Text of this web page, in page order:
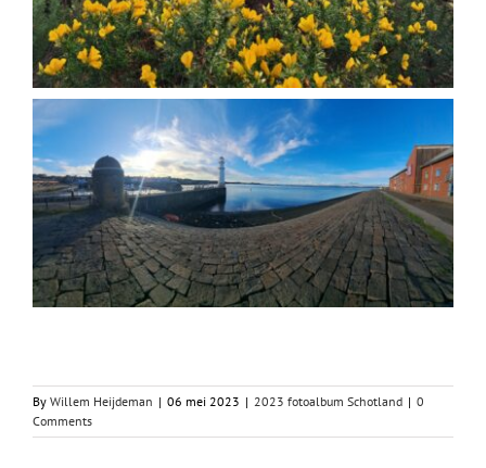
By Willem Heijdeman | 06 mei 2023 | 2023 fotoalbum Schotland | 0
Comments